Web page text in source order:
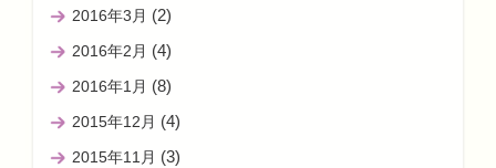
2016年3月 (2)
2016年2月 (4)
2016年1月 (8)
2015年12月 (4)
2015年11月 (3)